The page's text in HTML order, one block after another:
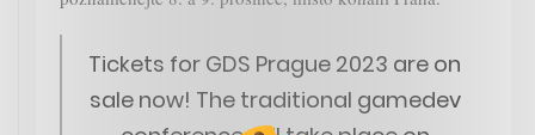
Tickets for GDS Prague 2023 are on
sale now! The traditional gamedev